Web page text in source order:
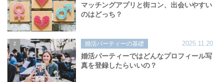
マッチングアプリと街コン、出会いやすい
のはどっち？
2 婚活パーティーの基礎 2025.11.20
婚活パーティーではどんなプロフィール写
真を登録したらいいの？